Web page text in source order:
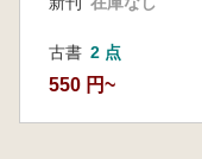
古書 2 点
550 円~